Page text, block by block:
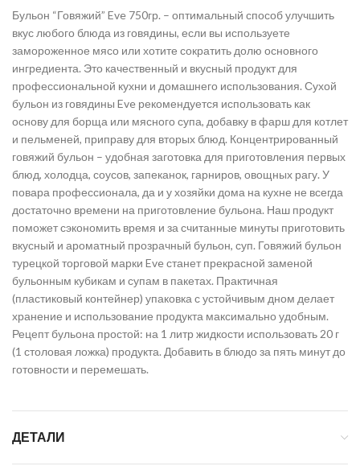
Бульон “Говяжий” Eve 750гр. – оптимальный способ улучшить
вкус любого блюда из говядины, если вы используете
замороженное мясо или хотите сократить долю основного
ингредиента. Это качественный и вкусный продукт для
профессиональной кухни и домашнего использования. Сухой
бульон из говядины Eve рекомендуется использовать как
основу для борща или мясного супа, добавку в фарш для котлет
и пельменей, приправу для вторых блюд. Концентрированный
говяжий бульон – удобная заготовка для приготовления первых
блюд, холодца, соусов, запеканок, гарниров, овощных рагу. У
повара профессионала, да и у хозяйки дома на кухне не всегда
достаточно времени на приготовление бульона. Наш продукт
поможет сэкономить время и за считанные минуты приготовить
вкусный и ароматный прозрачный бульон, суп. Говяжий бульон
турецкой торговой марки Eve станет прекрасной заменой
бульонным кубикам и супам в пакетах. Практичная
(пластиковый контейнер) упаковка с устойчивым дном делает
хранение и использование продукта максимально удобным.
Рецепт бульона простой: на 1 литр жидкости использовать 20 г
(1 столовая ложка) продукта. Добавить в блюдо за пять минут до
готовности и перемешать.
ДЕТАЛИ